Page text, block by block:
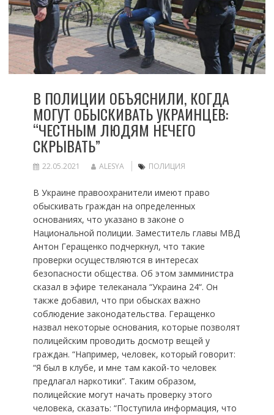
В ПОЛИЦИИ ОБЪЯСНИЛИ, КОГДА
МОГУТ ОБЫСКИВАТЬ УКРАИНЦЕВ:
“ЧЕСТНЫМ ЛЮДЯМ НЕЧЕГО
СКРЫВАТЬ”
22.05.2021 ALESYA ПОЛИЦИЯ
В Украине правоохранители имеют право
обыскивать граждан на определенных
основаниях, что указано в законе о
Национальной полиции. Заместитель главы МВД
Антон Геращенко подчеркнул, что такие
проверки осуществляются в интересах
безопасности общества. Об этом замминистра
сказал в эфире телеканала “Украина 24“. Он
также добавил, что при обысках важно
соблюдение законодательства. Геращенко
назвал некоторые основания, которые позволят
полицейским проводить досмотр вещей у
граждан. “Например, человек, который говорит:
“Я был в клубе, и мне там какой-то человек
предлагал наркотики”. Таким образом,
полицейские могут начать проверку этого
человека, сказать: “Поступила информация, что